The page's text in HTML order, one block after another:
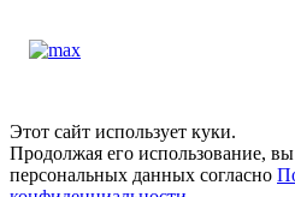
Этот сайт использует куки.
Продолжая его использование,
персональных данных согласно